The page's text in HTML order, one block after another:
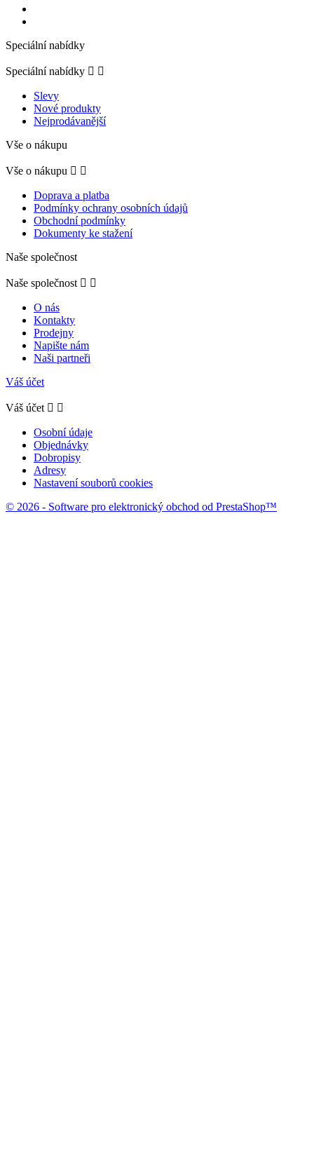
Speciální nabídky
Speciální nabídky  
Slevy
Nové produkty
Nejprodávanější
Vše o nákupu
Vše o nákupu  
Doprava a platba
Podmínky ochrany osobních údajů
Obchodní podmínky
Dokumenty ke stažení
Naše společnost
Naše společnost  
O nás
Kontakty
Prodejny
Napište nám
Naši partneři
Váš účet
Váš účet  
Osobní údaje
Objednávky
Dobropisy
Adresy
Nastavení souborů cookies
© 2026 - Software pro elektronický obchod od PrestaShop™